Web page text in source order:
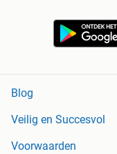
Blog
Veilig en Succesvol
Voorwaarden